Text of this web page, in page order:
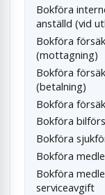
Bokföra
anställd (vid
Bokföra
(mottagning)
Bokföra
(betalning)
Bokföra
Bokföra
Bokföra
Bokföra
Bokföra
serviceavgift